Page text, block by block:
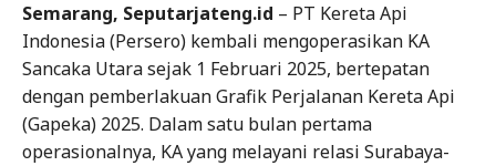
Semarang, Seputarjateng.id – PT Kereta Api
Indonesia (Persero) kembali mengoperasikan KA
Sancaka Utara sejak 1 Februari 2025, bertepatan
dengan pemberlakuan Grafik Perjalanan Kereta Api
(Gapeka) 2025. Dalam satu bulan pertama
operasionalnya, KA yang melayani relasi Surabaya-